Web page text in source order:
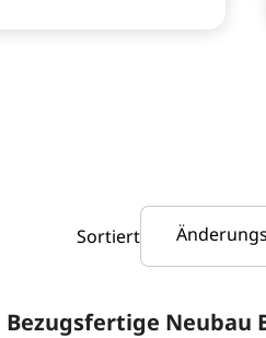
Sortiert
Bezugsfertige Neubau